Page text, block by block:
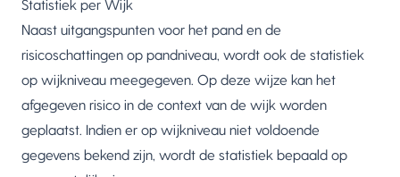
Statistiek per Wijk
Naast uitgangspunten voor het pand en de
risicoschattingen op pandniveau, wordt ook de statistiek
op wijkniveau meegegeven. Op deze wijze kan het
afgegeven risico in de context van de wijk worden
geplaatst. Indien er op wijkniveau niet voldoende
gegevens bekend zijn, wordt de statistiek bepaald op